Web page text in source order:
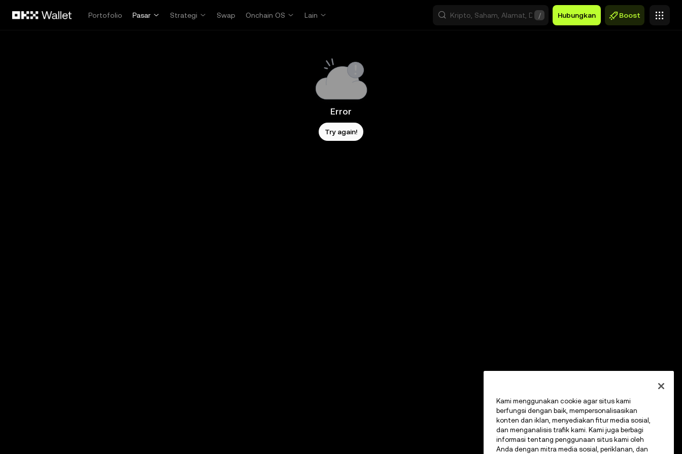
Portofolio
Pasar Strategi Swap Onchain OS Lain / Hubungkan Boost
Error
Try again!
Kami menggunakan cookie agar situs kami
berfungsi dengan baik, mempersonalisasikan
konten dan iklan, menyediakan fitur media sosial,
dan menganalisis trafik kami. Kami juga berbagi
informasi tentang penggunaan situs kami oleh
Anda dengan mitra media sosial, periklanan, dan